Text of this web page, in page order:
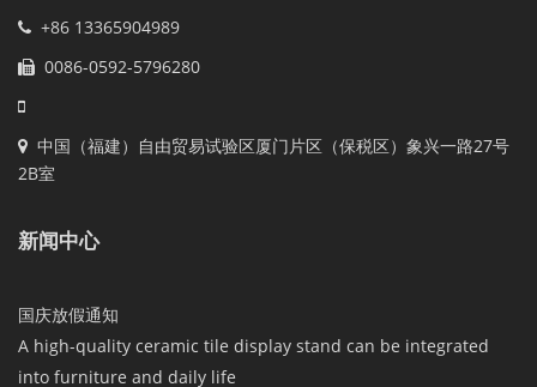
+86 13365904989
0086-0592-5796280
中国（福建）自由贸易试验区厦门片区（保税区）象兴一路27号
2B室
新闻中心
国庆放假通知
A high-quality ceramic tile display stand can be integrated
into furniture and daily life